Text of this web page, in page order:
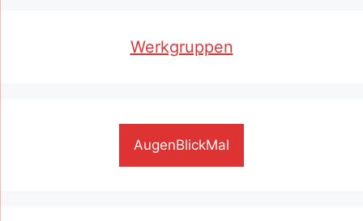
Werkgruppen
AugenBlickMal